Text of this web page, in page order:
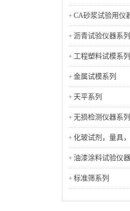
CA砂浆试验用仪
沥青试验仪器系列
工程塑料试模系列
金属试模系列
天平系列
无损检测仪器系列
化玻试剂，量具
工具类
油漆涂料试验仪器
标准筛系列